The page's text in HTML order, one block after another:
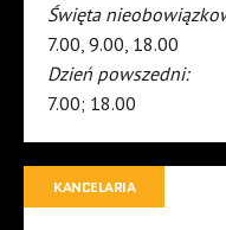
Święta
7.00, 9.00, 18.00
Dzień powszedni:
7.00; 18.00
KANCELARIA